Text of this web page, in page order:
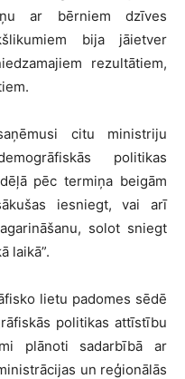
ar bērniem dzīves
bija jāietver
rezultātiem,
citu ministriju
politikas
pēc termiņa beigām
iesniegt, vai arī
solot sniegt
laikā”.
lietu padomes sēdē
politikas attīstību
plānoti sadarbībā ar
un reģionālās